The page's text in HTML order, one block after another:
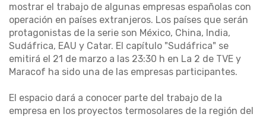
mostrar el trabajo de algunas empresas españolas con
operación en países extranjeros. Los países que serán
protagonistas de la serie son México, China, India,
Sudáfrica, EAU y Catar. El capítulo "Sudáfrica" se
emitirá el 21 de marzo a las 23:30 h en La 2 de TVE y
Maracof ha sido una de las empresas participantes.
El espacio dará a conocer parte del trabajo de la
empresa en los proyectos termosolares de la región del